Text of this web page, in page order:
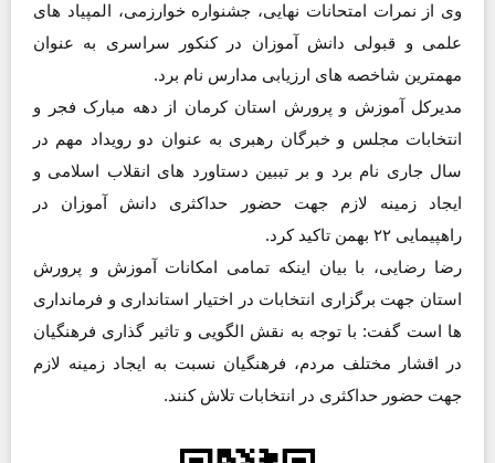
وی از نمرات امتحانات نهایی، جشنواره خوارزمی، المپیاد های
علمی و قبولی دانش آموزان در کنکور سراسری به عنوان
مهمترین شاخصه های ارزیابی مدارس نام برد.
مدیرکل آموزش و پرورش استان کرمان از دهه مبارک فجر و
انتخابات مجلس و خبرگان رهبری به عنوان دو رویداد مهم در
سال جاری نام برد و بر تببین دستاورد های انقلاب اسلامی و
ایجاد زمینه لازم جهت حضور حداکثری دانش آموزان در
راهپیمایی ۲۲ بهمن تاکید کرد.
رضا رضایی، با بیان اینکه تمامی امکانات آموزش و پرورش
استان جهت برگزاری انتخابات در اختیار استانداری و فرمانداری
ها است گفت: با توجه به نقش الگویی و تاثیر گذاری فرهنگیان
در اقشار مختلف مردم، فرهنگیان نسبت به ایجاد زمینه لازم
جهت حضور حداکثری در انتخابات تلاش کنند.